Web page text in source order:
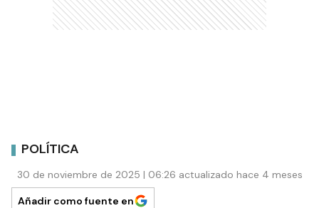
POLÍTICA
30 de noviembre de 2025 | 06:26 actualizado hace 4 meses
Añadir como fuente en